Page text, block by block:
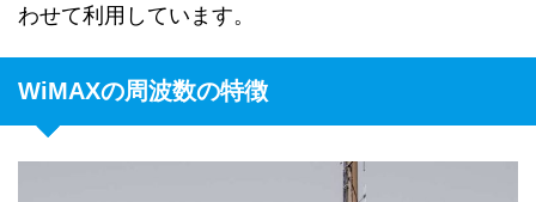
わせて利用しています。
WiMAXの周波数の特徴